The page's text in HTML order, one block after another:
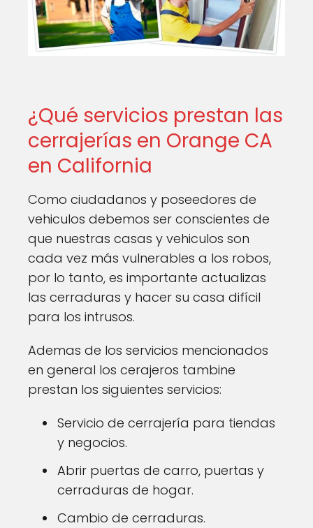
¿Qué servicios prestan las
cerrajerías en Orange CA
en California
Como ciudadanos y poseedores de
vehiculos debemos ser conscientes de
que nuestras casas y vehiculos son
cada vez más vulnerables a los robos,
por lo tanto, es importante actualizas
las cerraduras y hacer su casa difícil
para los intrusos.
Ademas de los servicios mencionados
en general los cerajeros tambine
prestan los siguientes servicios:
Servicio de cerrajería para tiendas
y negocios.
Abrir puertas de carro, puertas y
cerraduras de hogar.
Cambio de cerraduras.